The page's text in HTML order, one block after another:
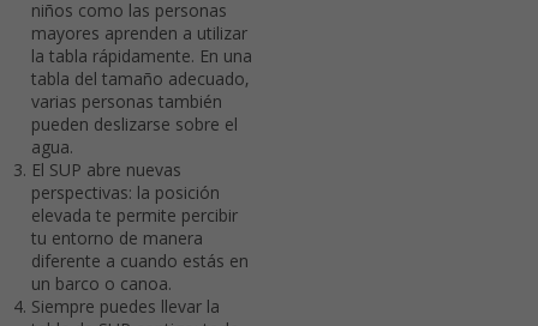
niños como las personas
mayores aprenden a utilizar
la tabla rápidamente. En una
tabla del tamaño adecuado,
varias personas también
pueden deslizarse sobre el
agua.
El SUP abre nuevas
perspectivas: la posición
elevada te permite percibir
tu entorno de manera
diferente a cuando estás en
un barco o canoa.
Siempre puedes llevar la